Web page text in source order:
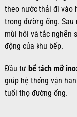
theo nước thải đi vào
trong đường ống.
mùi hôi và tắc nghẽn
động của khu bếp.
Đầu tư bể tách mỡ
giúp hệ thống vận
tuổi thọ đường ống.